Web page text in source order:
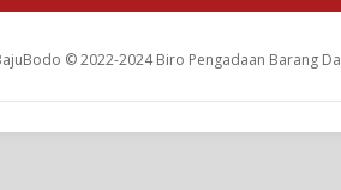
© 2022-2024 Biro Pengadaan Barang